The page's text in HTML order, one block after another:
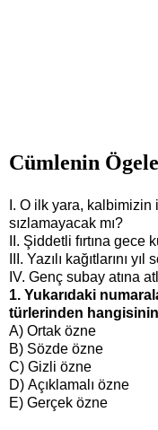
Cümlenin
I. O ilk yara, kalbimizin
sızlamayacak mı?
II. Şiddetli fırtına gece
III. Yazılı kağıtlarını
IV. Genç subay atına
1. Yukarıdaki
türlerinden
A) Ortak özne
B) Sözde özne
C) Gizli özne
D) Açıklamalı özne
E) Gerçek özne